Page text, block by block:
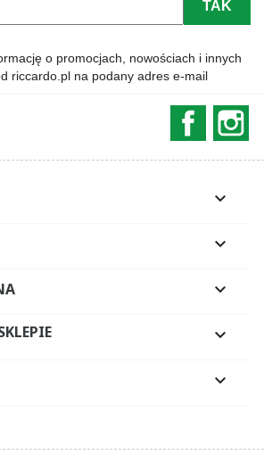
o promocjach, nowościach i innych
riccardo.pl na podany adres e-mail




